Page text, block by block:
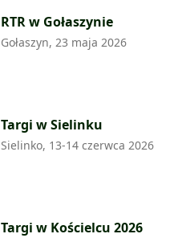
RTR w Gołaszynie
Gołaszyn, 23 maja 2026
Targi w Sielinku
Sielinko, 13-14 czerwca 2026
Targi w Kościelcu 2026